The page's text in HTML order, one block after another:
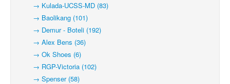
→ Kulada-UCSS-MD (83)
→ Baolikang (101)
→ Demur - Boteli (192)
→ Alex Bens (36)
→ Ok Shoes (6)
→ RGP-Victoria (102)
→ Spenser (58)